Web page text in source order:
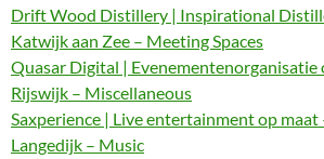
Drift Wood Distillery | Inspirational
Katwijk aan Zee – Meeting Spaces
Quasar Digital | Evenementenorganisatie
Rijswijk – Miscellaneous
Saxperience | Live entertainment op maat
Langedijk – Music